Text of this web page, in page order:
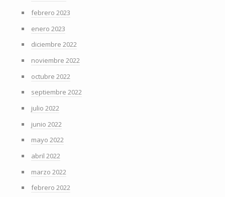
febrero 2023
enero 2023
diciembre 2022
noviembre 2022
octubre 2022
septiembre 2022
julio 2022
junio 2022
mayo 2022
abril 2022
marzo 2022
febrero 2022